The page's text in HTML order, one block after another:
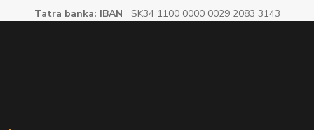
Tatra banka: IBAN SK34 1100 0000 0029 2083 3143